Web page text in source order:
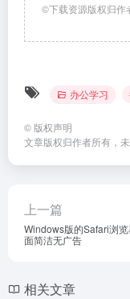
©下载资源版权归作
办公学习
© 版权声明
文章版权归作者所有，未
上一篇
Windows版的Safari浏
面简洁无广告
相关文章